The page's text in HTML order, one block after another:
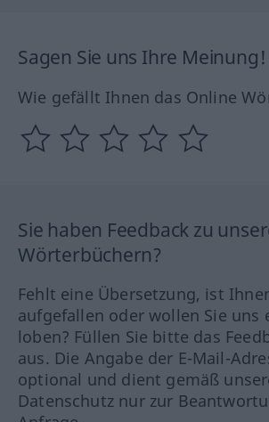
Sagen Sie uns Ihre Meinung!
Wie gefällt Ihnen das Online
Sie haben Feedback zu
Wörterbüchern?
Fehlt eine Übersetzung, ist
aufgefallen oder wollen Sie uns
loben? Füllen Sie bitte das
aus. Die Angabe der E-Mail-
optional und dient gemäß
Datenschutz nur zur